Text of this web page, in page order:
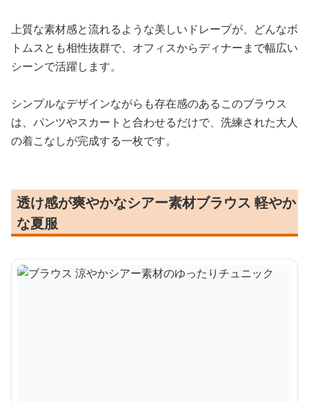
上質な素材感と流れるような美しいドレープが、どんなボ
トムスとも相性抜群で、オフィスからディナーまで幅広い
シーンで活躍します。
シンプルなデザインながらも存在感のあるこのブラウス
は、パンツやスカートと合わせるだけで、洗練された大人
の着こなしが完成する一枚です。
透け感が爽やかなシアー素材ブラウス 軽やか
な夏服